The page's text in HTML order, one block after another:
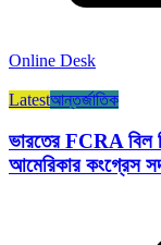
Online Desk
Latestআন্তর্জাতিক
ভারতের FCRA বিল
আমেরিকার কংগ্রেস